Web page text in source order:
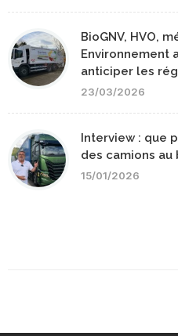
BioGNV, HVO,
Environnement
anticiper les
23/03/2026
Interview : que
des camions au
15/01/2026